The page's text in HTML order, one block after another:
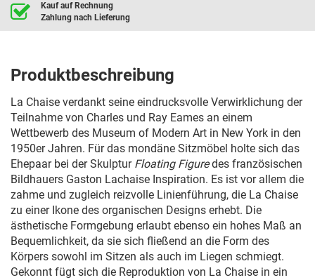
Kauf auf Rechnung
Zahlung nach Lieferung
Produktbeschreibung
La Chaise verdankt seine eindrucksvolle Verwirklichung der
Teilnahme von Charles und Ray Eames an einem
Wettbewerb des Museum of Modern Art in New York in den
1950er Jahren. Für das mondäne Sitzmöbel holte sich das
Ehepaar bei der Skulptur Floating Figuredes französischen
Bildhauers Gaston Lachaise Inspiration. Es ist vor allem die
zahme und zugleich reizvolle Linienführung, die La Chaise
zu einer Ikone des organischen Designs erhebt. Die
ästhetische Formgebung erlaubt ebenso ein hohes Maß an
Bequemlichkeit, da sie sich fließend an die Form des
Körpers sowohl im Sitzen als auch im Liegen schmiegt.
Gekonnt fügt sich die Reproduktion von La Chaise in ein